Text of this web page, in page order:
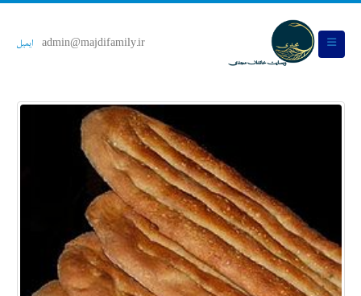
admin@majdifamily.ir ایمیل